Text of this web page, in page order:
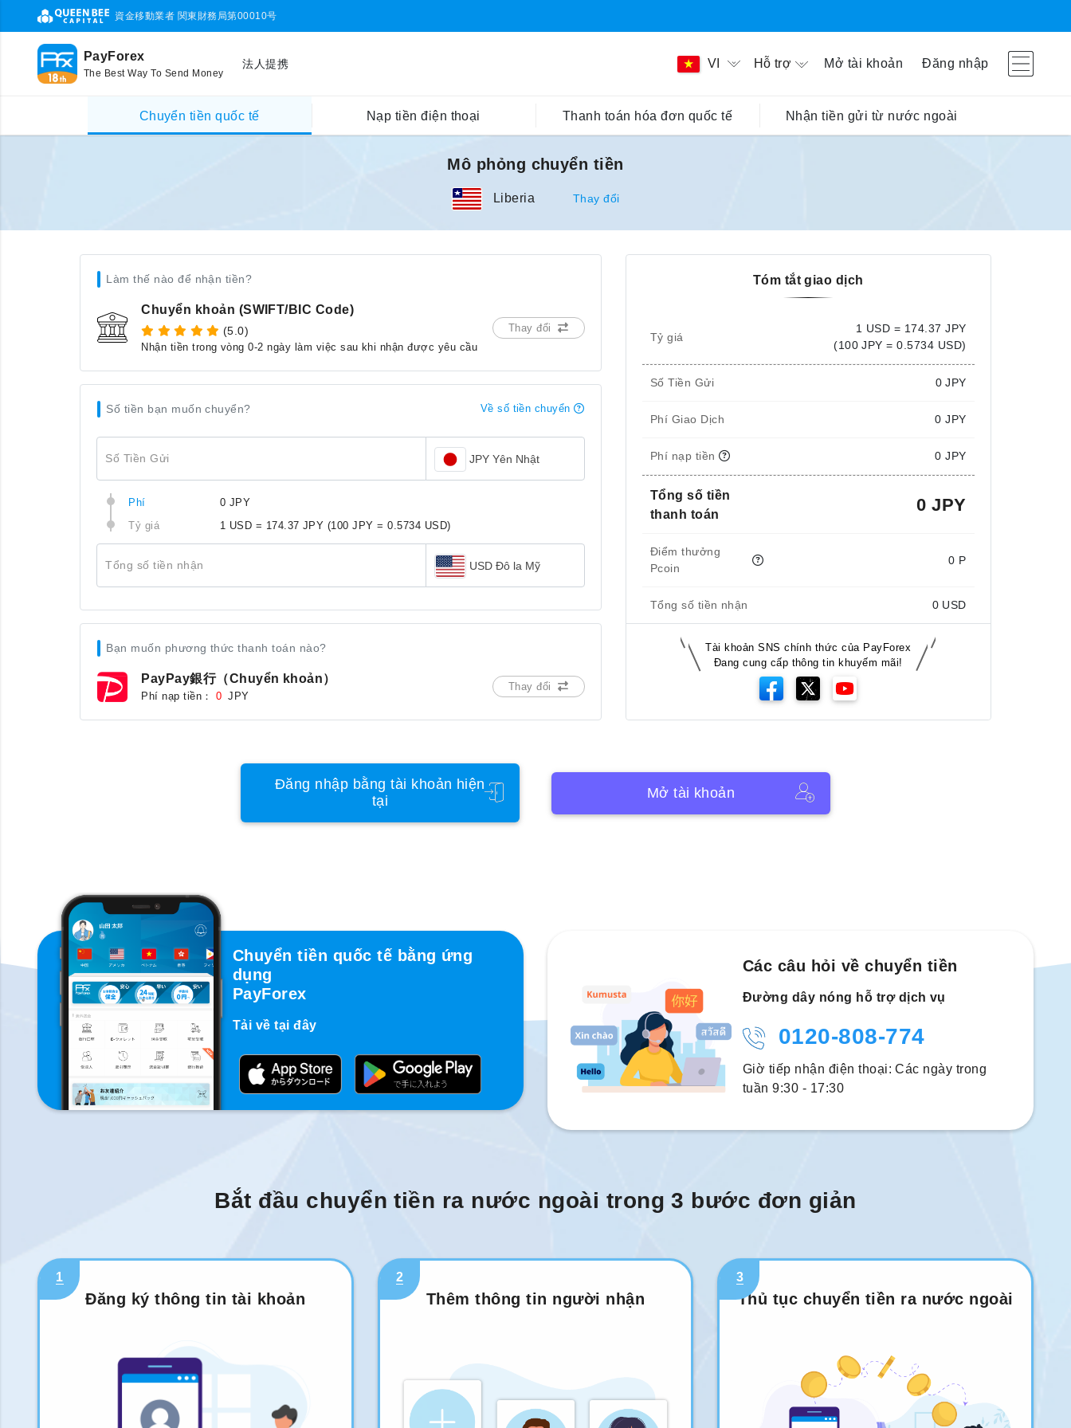
資金移動業者 関東財務局第00010号
PayForex
The Best Way To Send Money
法人提携 VI Hỗ trợ Mở tài khoản Đăng nhập
Chuyển tiền quốc tế Nạp tiền điện thoại Thanh toán hóa đơn quốc tế Nhận tiền gửi từ nước ngoài
Mô phỏng chuyển tiền
Liberia Thay đổi
Làm thế nào để nhận tiền?
Chuyển khoản (SWIFT/BIC Code)
(5.0)
Nhận tiền trong vòng 0-2 ngày làm việc sau khi nhận được yêu cầu
Thay đổi
Số tiền bạn muốn chuyển? Về số tiền chuyển
Số Tiền Gửi JPY Yên Nhật
Phí
0 JPY
Tỷ giá
1 USD = 174.37 JPY (100 JPY = 0.5734 USD)
Tổng số tiền nhận USD Đô la Mỹ
Bạn muốn phương thức thanh toán nào?
PayPay銀行（Chuyển khoản）
Phí nạp tiền： 0 JPY
Thay đổi
Tóm tắt giao dịch
Tỷ giá
1 USD = 174.37 JPY
(100 JPY = 0.5734 USD)
Số Tiền Gửi 0 JPY
Phí Giao Dịch 0 JPY
Phí nạp tiền 0 JPY
Tổng số tiền
thanh toán
0 JPY
Điểm thưởng
Pcoin
0 P
Tổng số tiền nhận 0 USD
Tài khoản SNS chính thức của PayForex
Đang cung cấp thông tin khuyếm mãi!
Đăng nhập bằng tài khoản hiện
tại
Mở tài khoản
Chuyển tiền quốc tế bằng ứng
dụng
PayForex
Tải về tại đây
Các câu hỏi về chuyển tiền
Đường dây nóng hỗ trợ dịch vụ
0120-808-774
Giờ tiếp nhận điện thoại: Các ngày trong
tuần 9:30 - 17:30
Bắt đầu chuyển tiền ra nước ngoài trong 3 bước đơn giản
1
Đăng ký thông tin tài khoản
2
Thêm thông tin người nhận
3
Thủ tục chuyển tiền ra nước ngoài